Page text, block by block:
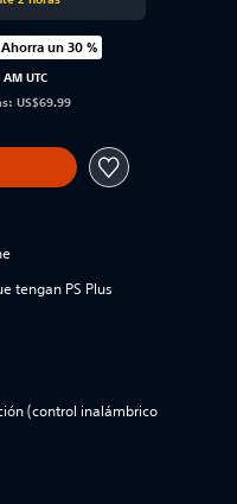
precio original de US$69.99
Ahorra un 30 %
UTC
US$69.99
tengan PS Plus
(control inalámbrico